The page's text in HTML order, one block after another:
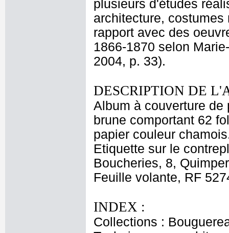
plusieurs d'études
architecture,
rapport avec des
1866-1870 selon
2004, p. 33).
DESCRIPTION DE
Album à couverture
brune comportant 62
papier couleur
Etiquette sur le
Boucheries, 8,
Feuille volante, RF
INDEX :
Collections :